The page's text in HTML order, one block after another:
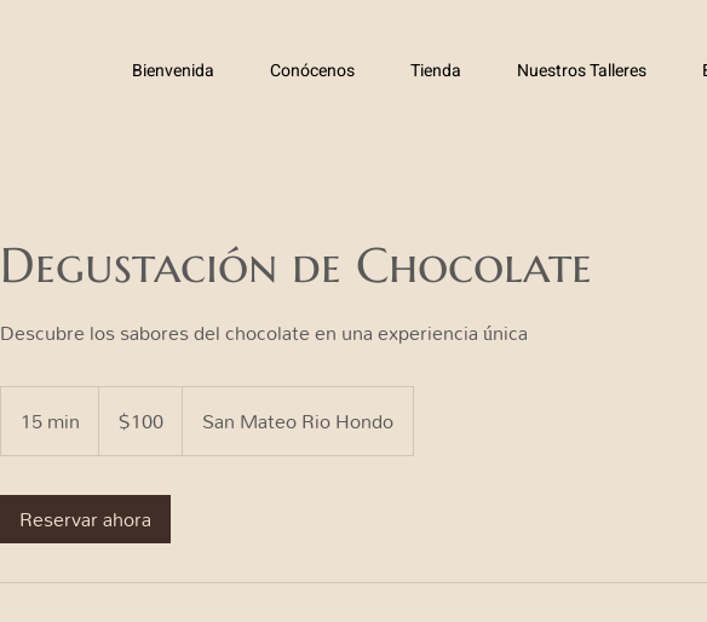
Bienvenida Conócenos Tienda Nuestros Talleres
Degustación de Chocolate
Descubre los sabores del chocolate en una experiencia única
15 min
5
m
i
mexicanos
$100 San Mateo Rio Hondo
Reservar ahora